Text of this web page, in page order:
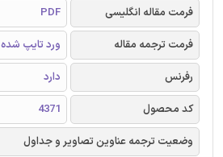
فرمت مقاله انگلیسی
PDF
فرمت ترجمه مقاله
ورد تایپ شده
رفرنس
دارد
کد محصول
4371
وضعیت ترجمه عناوین تصاویر و جداول